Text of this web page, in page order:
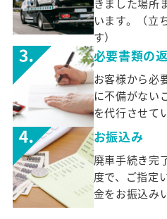
きました場所
います。（立
す）
必要書類の
お客様から必
に不備がない
を代行させて
お振込み
廃車手続き完
度で、ご指定
金をお振込み